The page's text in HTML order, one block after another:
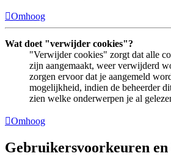
Omhoog
Wat doet "verwijder cookies"?
"Verwijder cookies" zorgt dat alle
zijn aangemaakt, weer verwijderd
zorgen ervoor dat je aangemeld
mogelijkheid, indien de beheerder
zien welke onderwerpen je al
Omhoog
Gebruikersvoorkeuren